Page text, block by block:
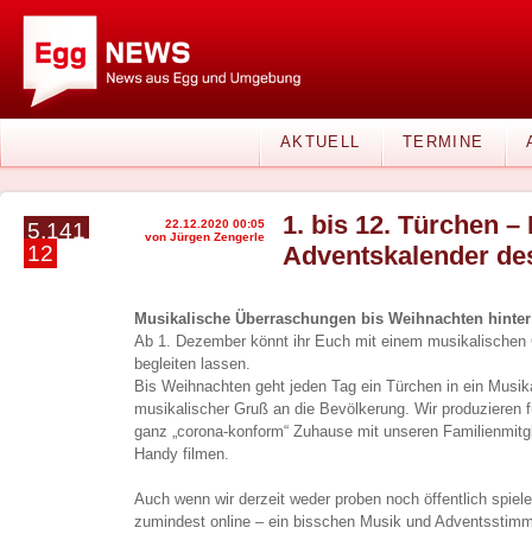
AKTUELL TERMINE
5.141
12
22.12.2020 00:05
von Jürgen Zengerle
1. bis 12. Türchen
Adventskalender
Musikalische Überraschungen bis Weihnachten
Ab 1. Dezember könnt ihr Euch mit einem
begleiten lassen.
Bis Weihnachten geht jeden Tag ein Türchen in ein
musikalischer Gruß an die Bevölkerung. Wir produzieren
ganz „corona-konform“ Zuhause mit unseren
Handy filmen.
Auch wenn wir derzeit weder proben noch öffentlich
zumindest online – ein bisschen Musik und